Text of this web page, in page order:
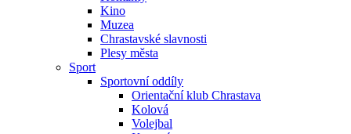
Kino
Muzea
Chrastavské slavnosti
Plesy města
Sport
Sportovní oddíly
Orientační klub Chrastava
Kolová
Volejbal